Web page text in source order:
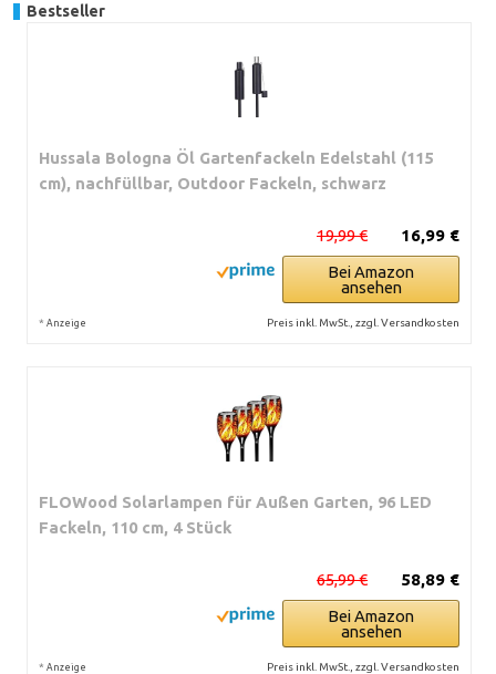
Bestseller
Hussala Bologna Öl Gartenfackeln Edelstahl (115
cm), nachfüllbar, Outdoor Fackeln, schwarz
16,99 €
19,99 €
Bei Amazon
ansehen
* Anzeige Preis inkl. MwSt., zzgl. Versandkosten
FLOWood Solarlampen für Außen Garten, 96 LED
Fackeln, 110 cm, 4 Stück
58,89 €
65,99 €
Bei Amazon
ansehen
* Anzeige Preis inkl. MwSt., zzgl. Versandkosten